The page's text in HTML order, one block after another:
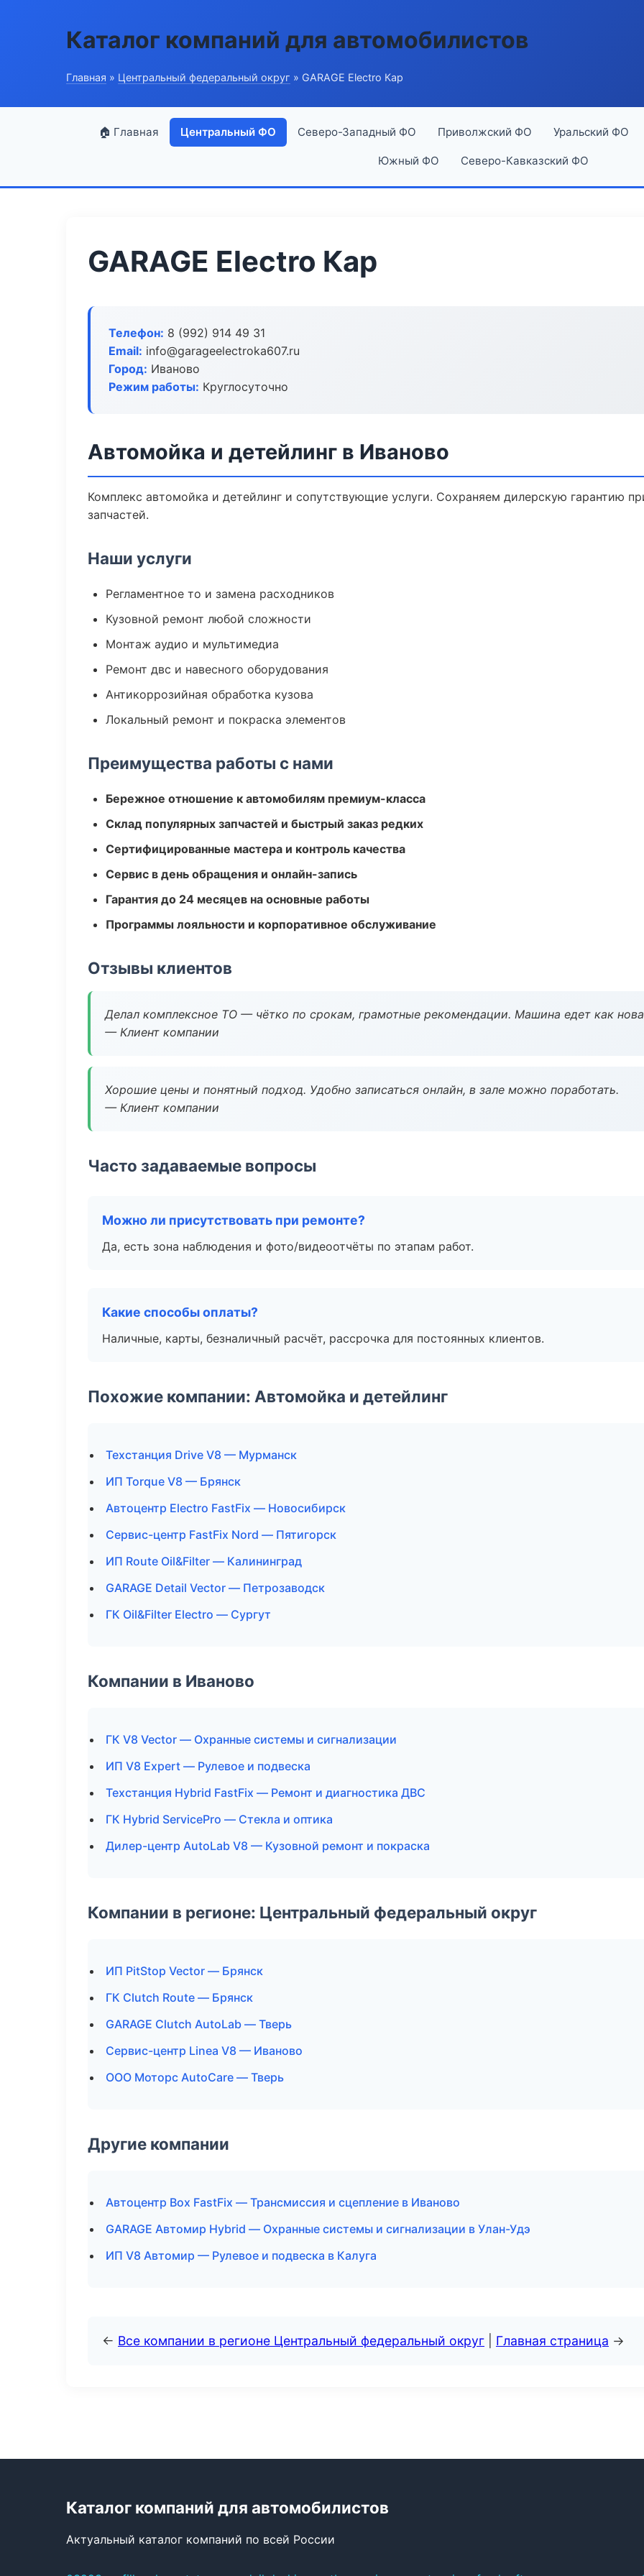
Каталог компаний для автомобилистов
Главная » Центральный федеральный округ » GARAGE Electro Кар
🏠 Главная Центральный ФО Северо-Западный ФО Приволжский ФО Уральский ФО
Южный ФО Северо-Кавказский ФО
GARAGE Electro Кар
Телефон: 8 (992) 914 49 31
Email: info@garageelectroka607.ru
Город: Иваново
Режим работы: Круглосуточно
Автомойка и детейлинг в Иваново
Комплекс автомойка и детейлинг и сопутствующие услуги. Сохраняем дилерскую гарантию
запчастей.
Наши услуги
Регламентное то и замена расходников
Кузовной ремонт любой сложности
Монтаж аудио и мультимедиа
Ремонт двс и навесного оборудования
Антикоррозийная обработка кузова
Локальный ремонт и покраска элементов
Преимущества работы с нами
Бережное отношение к автомобилям премиум-класса
Склад популярных запчастей и быстрый заказ редких
Сертифицированные мастера и контроль качества
Сервис в день обращения и онлайн-запись
Гарантия до 24 месяцев на основные работы
Программы лояльности и корпоративное обслуживание
Отзывы клиентов
Делал комплексное ТО — чётко по срокам, грамотные рекомендации. Машина едет как
— Клиент компании
Хорошие цены и понятный подход. Удобно записаться онлайн, в зале можно поработать.
— Клиент компании
Часто задаваемые вопросы
Можно ли присутствовать при ремонте?
Да, есть зона наблюдения и фото/видеоотчёты по этапам работ.
Какие способы оплаты?
Наличные, карты, безналичный расчёт, рассрочка для постоянных клиентов.
Похожие компании: Автомойка и детейлинг
Техстанция Drive V8 — Мурманск
ИП Torque V8 — Брянск
Автоцентр Electro FastFix — Новосибирск
Сервис-центр FastFix Nord — Пятигорск
ИП Route Oil&Filter — Калининград
GARAGE Detail Vector — Петрозаводск
ГК Oil&Filter Electro — Сургут
Компании в Иваново
ГК V8 Vector — Охранные системы и сигнализации
ИП V8 Expert — Рулевое и подвеска
Техстанция Hybrid FastFix — Ремонт и диагностика ДВС
ГК Hybrid ServicePro — Стекла и оптика
Дилер-центр AutoLab V8 — Кузовной ремонт и покраска
Компании в регионе: Центральный федеральный округ
ИП PitStop Vector — Брянск
ГК Clutch Route — Брянск
GARAGE Clutch AutoLab — Тверь
Сервис-центр Linea V8 — Иваново
ООО Моторс AutoCare — Тверь
Другие компании
Автоцентр Box FastFix — Трансмиссия и сцепление в Иваново
GARAGE Автомир Hybrid — Охранные системы и сигнализации в Улан-Удэ
ИП V8 Автомир — Рулевое и подвеска в Калуга
← Все компании в регионе Центральный федеральный округ Главная страница →
Каталог компаний для автомобилистов
Актуальный каталог компаний по всей России